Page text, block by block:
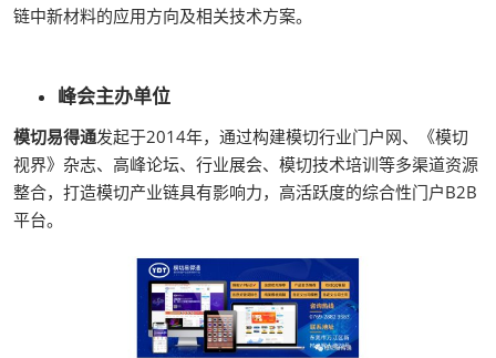
链中新材料的应用方向及相关技术方案。
峰会主办单位
模切易得通发起于2014年，通过构建模切行业门户网、《模切
视界》杂志、高峰论坛、行业展会、模切技术培训等多渠道资源
整合，打造模切产业链具有影响力，高活跃度的综合性门户B2B
平台。